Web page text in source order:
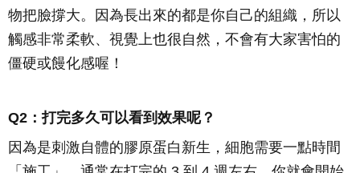
物把臉撐大。因為長出來的都是你自己的組織，所以
觸感非常柔軟、視覺上也很自然，不會有大家害怕的
僵硬或饅化感喔！
Q2：打完多久可以看到效果呢？
因為是刺激自體的膠原蛋白新生，細胞需要一點時間